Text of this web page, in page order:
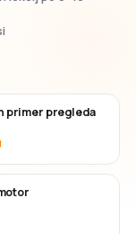
primer pregleda